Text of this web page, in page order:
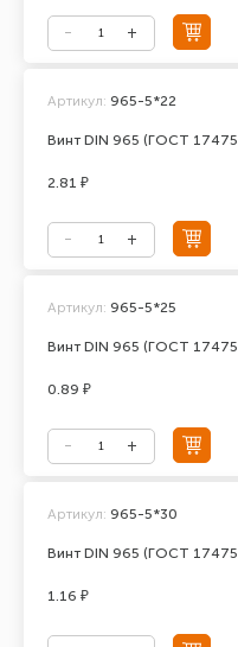
Винт DIN 965 (ГОСТ
Артикул: 965-5*22
2.81 ₽
Винт DIN 965 (ГОСТ
Артикул: 965-5*25
0.89 ₽
Винт DIN 965 (ГОСТ
Артикул: 965-5*30
1.16 ₽